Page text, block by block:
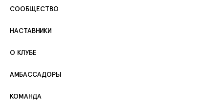
СООБЩЕСТВО
НАСТАВНИКИ
О КЛУБЕ
АМБАССАДОРЫ
КОМАНДА